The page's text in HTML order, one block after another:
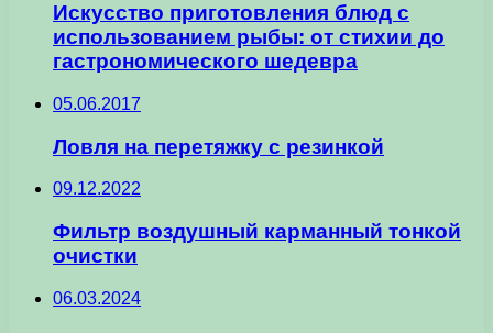
Искусство приготовления блюд с
использованием рыбы: от стихии до
гастрономического шедевра
05.06.2017
Ловля на перетяжку с резинкой
09.12.2022
Фильтр воздушный карманный тонкой
очистки
06.03.2024